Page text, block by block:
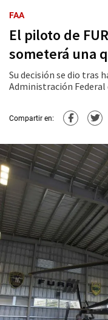
FAA
El piloto de
someterá una
Su decisión se dio tras
Administración Federal
Compartir en: